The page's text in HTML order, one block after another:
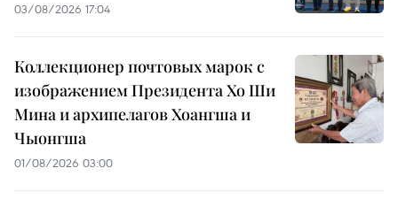
03/08/2026 17:04
Коллекционер почтовых марок с
изображением Президента Хо Ши
Мина и архипелагов Хоангша и
Чыонгша
01/08/2026 03:00